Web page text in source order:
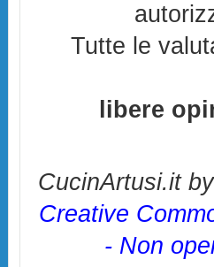
Tutte le
libere
CucinArtusi.itby
Creative
- Non